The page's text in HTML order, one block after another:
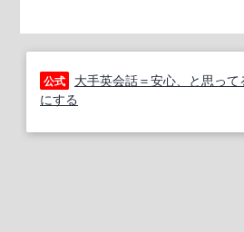
公式
大手英会話＝安心、と思っ
にする